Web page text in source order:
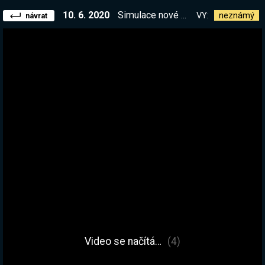
návrat 10. 6. 2020 Simulace nové PoE ligy. Učíme Bejka. Máš otázky? Ptej se! exiles.cz VY: neznámý
Video se načítá… (4)